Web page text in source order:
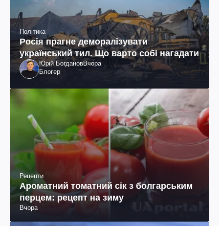
Політика
Росія прагне деморалізувати
український тил. Що варто собі нагадати
Юрій БогдановВчора
Блогер
Рецепти
Ароматний томатний сік з болгарським
перцем: рецепт на зиму
Вчора